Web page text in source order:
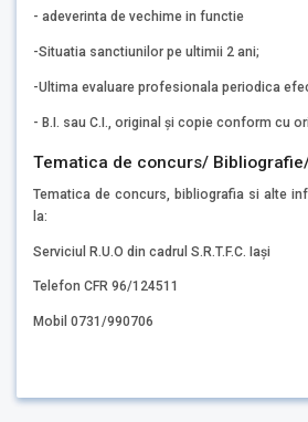
- adeverinta de vechime in functie
-Situatia sanctiunilor pe ultimii 2 ani;
-Ultima evaluare profesionala periodica
- B.I. sau C.I., original și copie conform cu
Tematica de concurs/
Tematica de concurs, bibliografia si alte
la:
Serviciul R.U.O din cadrul S.R.T.F.C. Iași
Telefon CFR 96/124511
Mobil 0731/990706